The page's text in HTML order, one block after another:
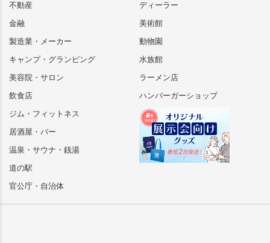
不動産
金融
製造業・メーカー
キャンプ・グランピング
美容院・サロン
飲食店
ジム・フィットネス
居酒屋・バー
温泉・サウナ・銭湯
道の駅
官公庁・自治体
ディーラー
美術館
動物園
水族館
ラーメン店
ハンバーガーショップ